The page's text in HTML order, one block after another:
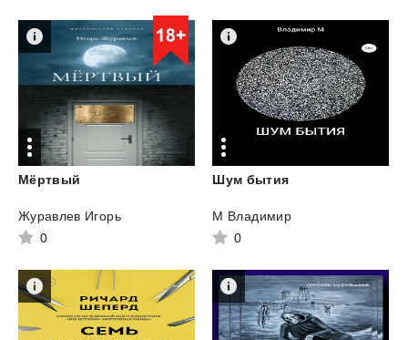
Мёртвый
Журавлев Игорь
0
Шум бытия
М Владимир
0